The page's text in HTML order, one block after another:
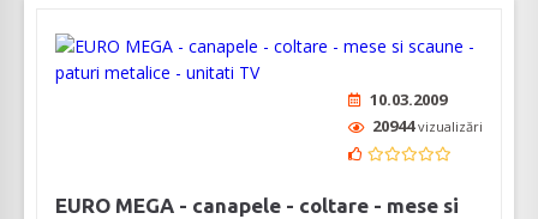
10.03.2009
20944vizualizări
EURO MEGA - canapele - coltare - mese si